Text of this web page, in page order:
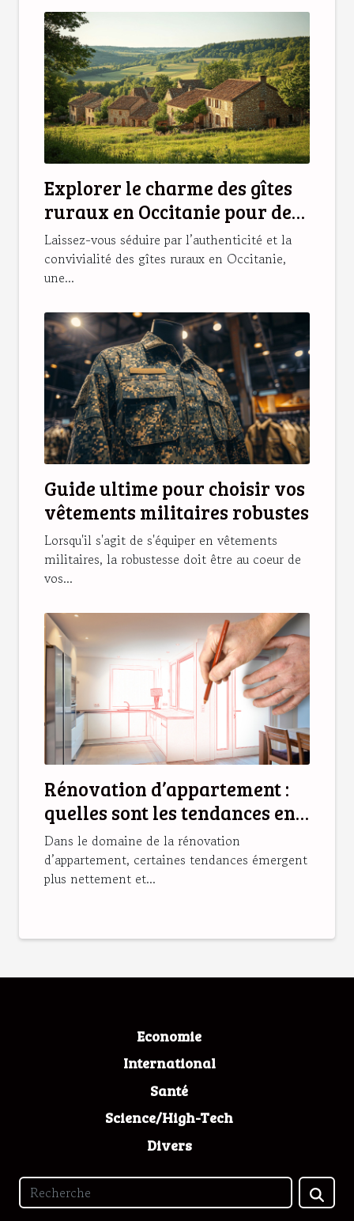
Explorer le charme des gîtes
ruraux en Occitanie pour des
vacances idéales
Laissez-vous séduire par l’authenticité et la
convivialité des gîtes ruraux en Occitanie,
une...
Guide ultime pour choisir vos
vêtements militaires robustes
Lorsqu'il s'agit de s'équiper en vêtements
militaires, la robustesse doit être au coeur de
vos...
Rénovation d’appartement :
quelles sont les tendances en
2025 ?
Dans le domaine de la rénovation
d’appartement, certaines tendances émergent
plus nettement et...
Economie
International
Santé
Science/High-Tech
Divers